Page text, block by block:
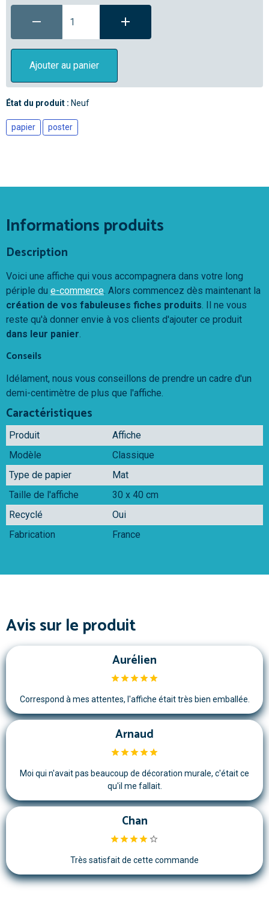
Ajouter au panier
État du produit : Neuf
papier poster
Informations produits
Description
Voici une affiche qui vous accompagnera dans votre long
périple du e-commerce. Alors commencez dès maintenant la
création de vos fabuleuses fiches produits. Il ne vous
reste qu'à donner envie à vos clients d'ajouter ce produit
dans leur panier.
Conseils
Idélament, nous vous conseillons de prendre un cadre d'un
demi-centimètre de plus que l'affiche.
Caractéristiques
Produit
Affiche
Modèle
Classique
Type de papier
Mat
Taille de l'affiche
30 x 40 cm
Recyclé
Oui
Fabrication
France
Avis sur le produit
Aurélien
Correspond à mes attentes, l'affiche était très bien emballée.
Arnaud
Moi qui n'avait pas beaucoup de décoration murale, c'était ce
qu'il me fallait.
Chan
Très satisfait de cette commande